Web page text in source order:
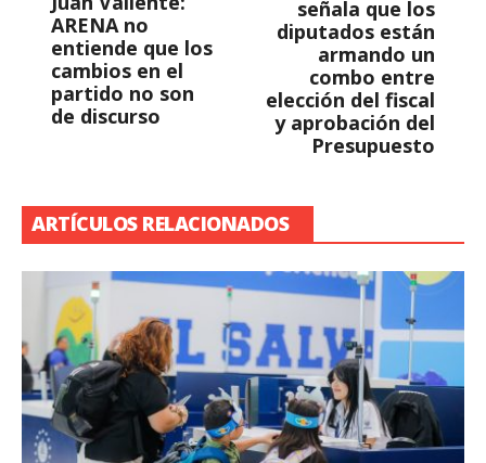
ARENA no
entiende que los
cambios en el
partido no son
de discurso
señala que los
diputados están
armando un
combo entre
elección del fiscal
y aprobación del
Presupuesto
ARTÍCULOS RELACIONADOS